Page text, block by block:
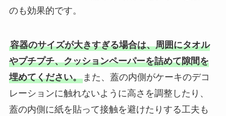
のも効果的です。
容器のサイズが大きすぎる場合は、周囲にタオル
やプチプチ、クッションペーパーを詰めて隙間を
埋めてください。また、蓋の内側がケーキのデコ
レーションに触れないように高さを調整したり、
蓋の内側に紙を貼って接触を避けたりする工夫も